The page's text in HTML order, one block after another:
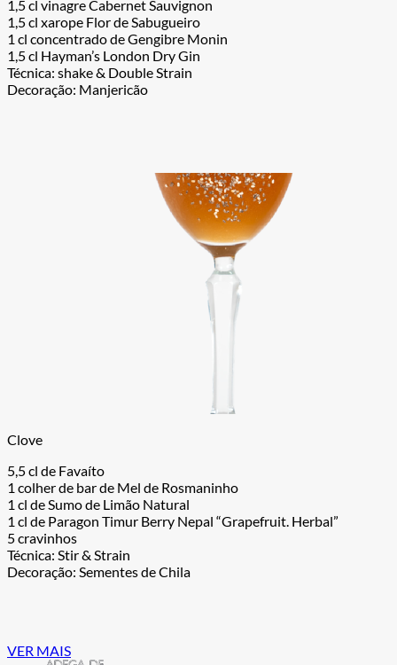
1,5 cl vinagre Cabernet Sauvignon
1,5 cl xarope Flor de Sabugueiro
1 cl concentrado de Gengibre Monin
1,5 cl Hayman’s London Dry Gin
Técnica: shake & Double Strain
Decoração: Manjericão
Clove
5,5 cl de Favaíto
1 colher de bar de Mel de Rosmaninho
1 cl de Sumo de Limão Natural
1 cl de Paragon Timur Berry Nepal “Grapefruit. Herbal”
5 cravinhos
Técnica: Stir & Strain
Decoração: Sementes de Chila
VER MAIS